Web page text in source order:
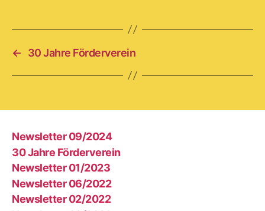
← 30 Jahre Förderverein
Newsletter 09/2024
30 Jahre Förderverein
Newsletter 01/2023
Newsletter 06/2022
Newsletter 02/2022